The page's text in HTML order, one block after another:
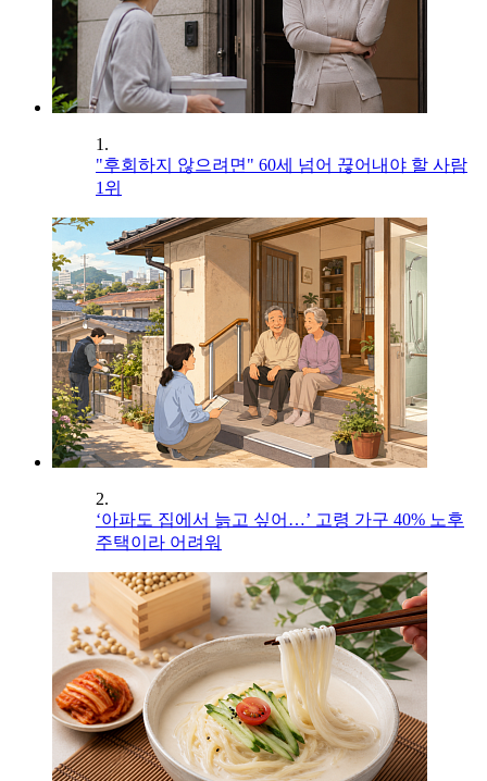
1.
"후회하지 않으려면" 60세 넘어 끊어내야 할 사람
1위
2.
‘아파도 집에서 늙고 싶어…’ 고령 가구 40% 노후
주택이라 어려워